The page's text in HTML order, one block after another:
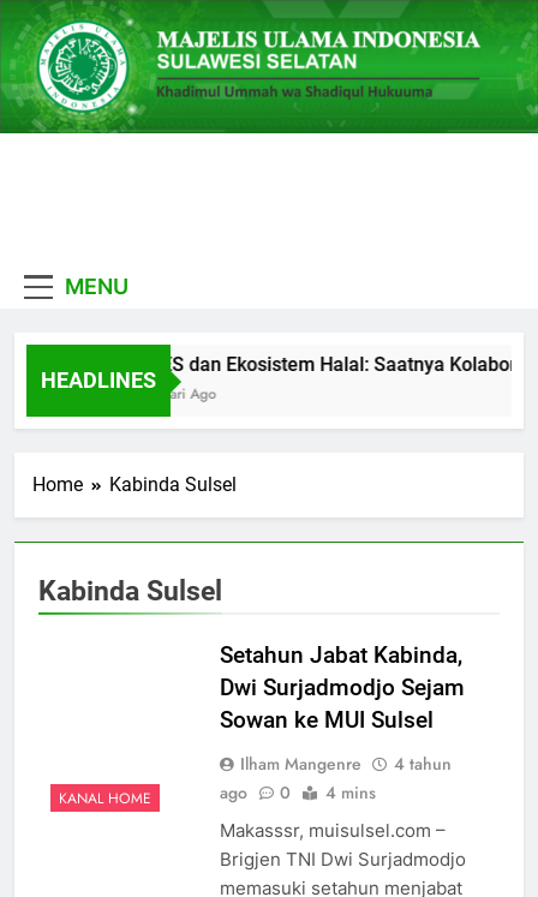
Skip
to
content
MENU
HEADLINES
MES dan Ekosistem Halal: Saatnya
4 Hari Ago
Home Kabinda Sulsel
Kabinda Sulsel
KANAL HOME
Setahun Jabat Kabinda,
Dwi Surjadmodjo Sejam
Sowan ke MUI Sulsel
Ilham Mangenre
4 tahun
ago
0 4 mins
Makasssr, muisulsel.com –
Brigjen TNI Dwi Surjadmodjo
memasuki setahun menjabat